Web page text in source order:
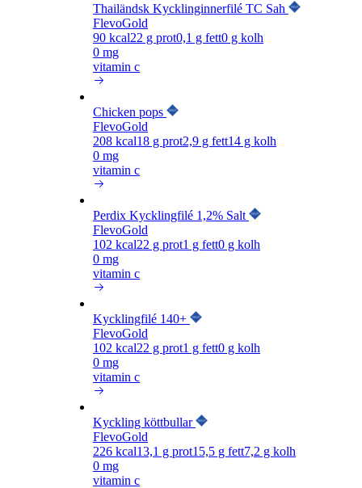
Thailändsk Kycklinginnerfilé TC Sah
FlevoGold
90 kcal22 g prot0,1 g fett0 g kolh
0 mg
vitamin c
Chicken pops
FlevoGold
208 kcal18 g prot2,9 g fett14 g kolh
0 mg
vitamin c
Perdix Kycklingfilé 1,2% Salt
FlevoGold
102 kcal22 g prot1 g fett0 g kolh
0 mg
vitamin c
Kycklingfilé 140+
FlevoGold
102 kcal22 g prot1 g fett0 g kolh
0 mg
vitamin c
Kyckling köttbullar
FlevoGold
226 kcal13,1 g prot15,5 g fett7,2 g kolh
0 mg
vitamin c